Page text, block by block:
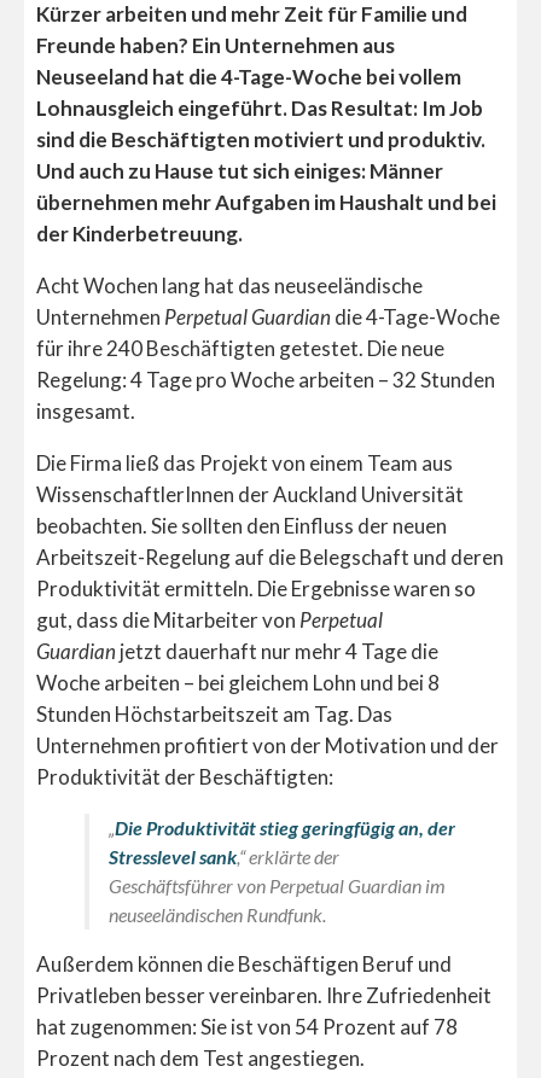
Kürzer arbeiten und mehr Zeit für Familie und
Freunde haben? Ein Unternehmen aus
Neuseeland hat die 4-Tage-Woche bei vollem
Lohnausgleich eingeführt. Das Resultat: Im Job
sind die Beschäftigten motiviert und produktiv.
Und auch zu Hause tut sich einiges: Männer
übernehmen mehr Aufgaben im Haushalt und bei
der Kinderbetreuung.
Acht Wochen lang hat das neuseeländische
Unternehmen Perpetual Guardiandie 4-Tage-Woche
für ihre 240 Beschäftigten getestet. Die neue
Regelung: 4 Tage pro Woche arbeiten – 32 Stunden
insgesamt.
Die Firma ließ das Projekt von einem Team aus
WissenschaftlerInnen der Auckland Universität
beobachten. Sie sollten den Einfluss der neuen
Arbeitszeit-Regelung auf die Belegschaft und deren
Produktivität ermitteln. Die Ergebnisse waren so
gut, dass die Mitarbeiter von Perpetual
Guardianjetzt dauerhaft nur mehr 4 Tage die
Woche arbeiten – bei gleichem Lohn und bei 8
Stunden Höchstarbeitszeit am Tag. Das
Unternehmen profitiert von der Motivation und der
Produktivität der Beschäftigten:
„Die Produktivität stieg geringfügig an, der
Stresslevel sank,“ erklärte der
Geschäftsführer von Perpetual Guardian im
neuseeländischen Rundfunk.
Außerdem können die Beschäftigen Beruf und
Privatleben besser vereinbaren. Ihre Zufriedenheit
hat zugenommen: Sie ist von 54 Prozent auf 78
Prozent nach dem Test angestiegen.